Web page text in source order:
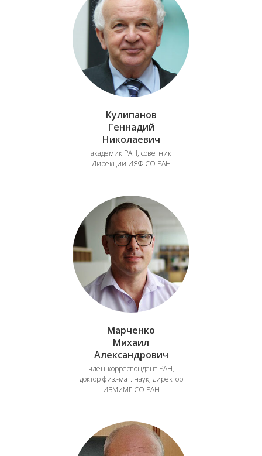
Кулипанов
Геннадий
Николаевич
академик РАН, советник
Дирекции ИЯФ СО РАН
Марченко
Михаил
Александрович
член-корреспондент РАН,
доктор физ.-мат. наук, директор
ИВМиМГ СО РАН